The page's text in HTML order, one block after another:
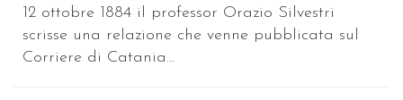
12 ottobre 1884 il professor Orazio Silvestri
scrisse una relazione che venne pubblicata sul
Corriere di Catania...